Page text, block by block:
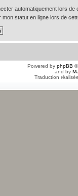
automatiquement lors de
mon statut en ligne lors de
Powered by phpBB
and by
Traduction